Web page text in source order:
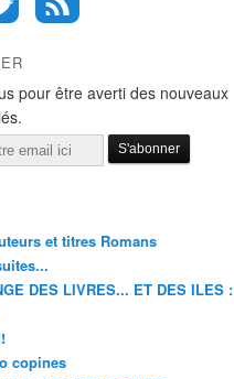
pour être averti des nouveaux
et titres Romans
DES LIVRES... ET DES ILES :
copines